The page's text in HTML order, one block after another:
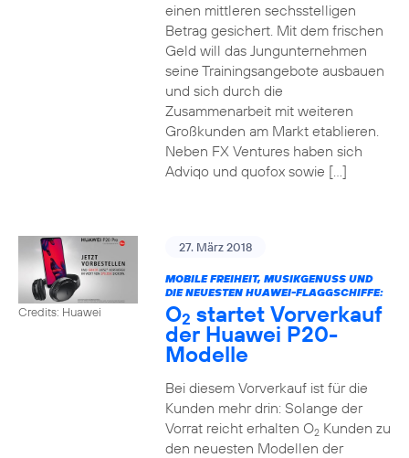
einen mittleren sechsstelligen
Betrag gesichert. Mit dem frischen
Geld will das Jungunternehmen
seine Trainingsangebote ausbauen
und sich durch die
Zusammenarbeit mit weiteren
Großkunden am Markt etablieren.
Neben FX Ventures haben sich
Adviqo und quofox sowie […]
Credits: Huawei
27. März 2018
MOBILE FREIHEIT, MUSIKGENUSS UND
DIE NEUESTEN HUAWEI-FLAGGSCHIFFE:
O2 startet Vorverkauf
der Huawei P20-
Modelle
Bei diesem Vorverkauf ist für die
Kunden mehr drin: Solange der
Vorrat reicht erhalten O2Kunden zu
den neuesten Modellen der